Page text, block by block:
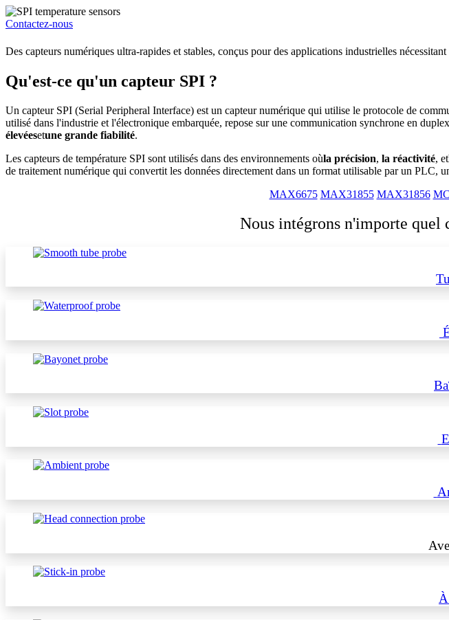
Contactez-nous
Des capteurs numériques ultra-rapides et stables, conçus pour des applications industrielles
Qu'est-ce qu'un capteur SPI ?
Un capteur SPI (Serial Peripheral Interface) est un capteur numérique qui utilise le protocole de
utilisé dans l'industrie et l'électronique embarquée, repose sur une communication synchrone en
élevéesetune grande fiabilité.
Les capteurs de température SPI sont utilisés dans des environnements oùla précision, la réactivité, et
de traitement numérique qui convertit les données directement dans un format utilisable par un PLC,
MAX6675 MAX31855 MAX31856
Nous intégrons n'importe quel